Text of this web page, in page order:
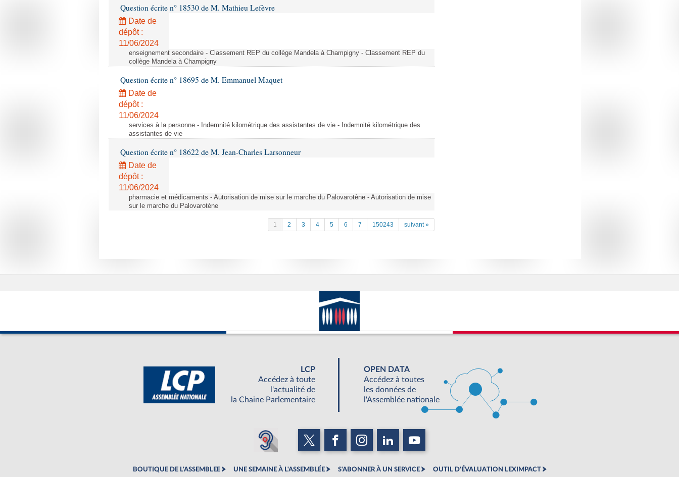
Question écrite n° 18530 de M. Mathieu Lefèvre
Date de
dépôt :
11/06/2024
enseignement secondaire - Classement REP du collège Mandela à Champigny - Classement REP du
collège Mandela à Champigny
Question écrite n° 18695 de M. Emmanuel Maquet
Date de
dépôt :
11/06/2024
services à la personne - Indemnité kilométrique des assistantes de vie - Indemnité kilométrique des
assistantes de vie
Question écrite n° 18622 de M. Jean-Charles Larsonneur
Date de
dépôt :
11/06/2024
pharmacie et médicaments - Autorisation de mise sur le marche du Palovarotène - Autorisation de mise
sur le marche du Palovarotène
1 2 3 4 5 6 7 150243 suivant »
LCP
Accédez à toute
l'actualité de
la Chaine Parlementaire
OPEN DATA
Accédez à toutes
les données de
l'Assemblée nationale
BOUTIQUE DE L'ASSEMBLEE UNE SEMAINE À L'ASSEMBLÉE S'ABONNER À UN SERVICE OUTIL D'ÉVALUATION LEXIMPACT